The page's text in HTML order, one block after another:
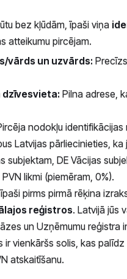
bez kļūdām, īpaši viņa
atteikumu pircējam.
vārds un uzvārds:
Pilna adrese,
nodokļu identifikācijas
Latvijas pārliecinieties, ka
subjektam, DE Vācijas
likmi (piemēram, 0%).
pirms pirmā rēķina
reģistros. Latvijā jūs
un Uzņēmumu reģistra
ir vienkāršs solis, kas
atskaitīšanu.